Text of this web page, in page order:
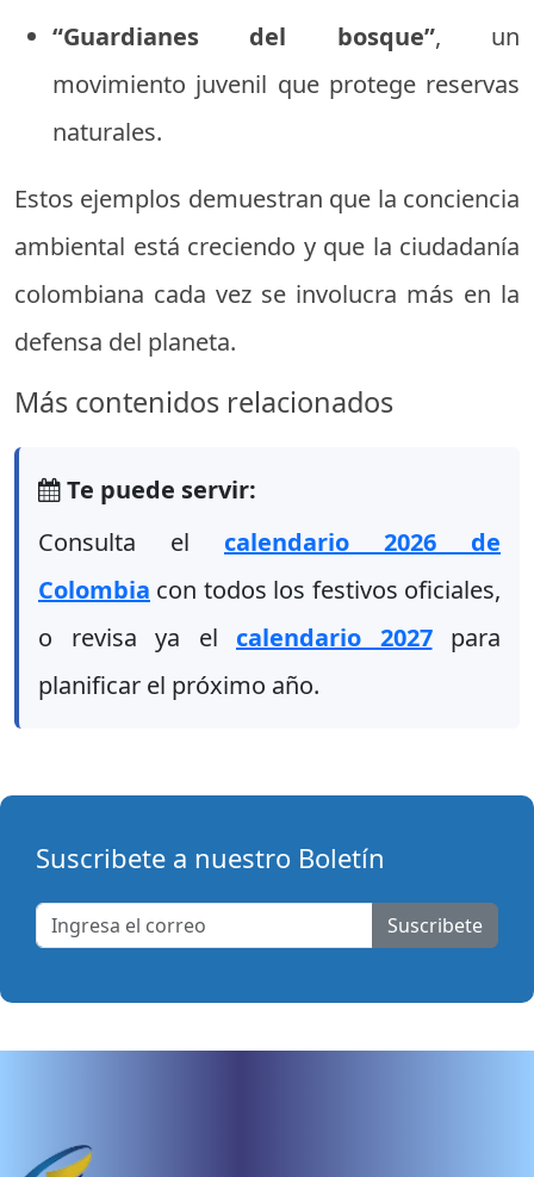
“Guardianes del bosque”, un
movimiento juvenil que protege reservas
naturales.
Estos ejemplos demuestran que la conciencia
ambiental está creciendo y que la ciudadanía
colombiana cada vez se involucra más en la
defensa del planeta.
Más contenidos relacionados
Te puede servir:
Consulta el calendario 2026 de
Colombia con todos los festivos oficiales,
o revisa ya el calendario 2027para
planificar el próximo año.
Suscribete a nuestro Boletín
Suscribete